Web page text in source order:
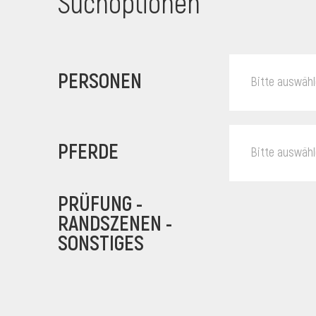
PERSONEN Bitte
PFERDE Bitte
PRÜFUNG -
RANDSZENEN -
SONSTIGES